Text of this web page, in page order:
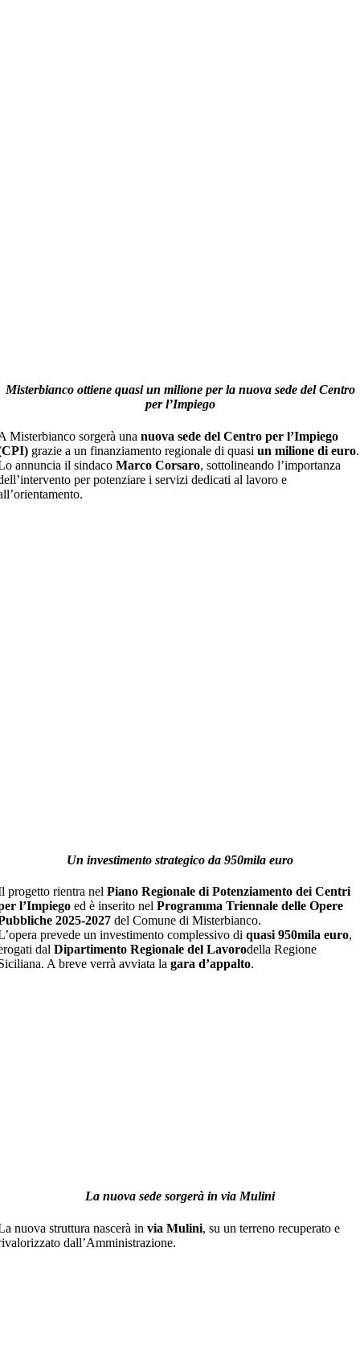
Misterbianco ottiene quasi un milione per la nuova sede del Centro
per l’Impiego
Misterbianco sorgerà unanuova sede del Centro per l’Impiego
grazie a un finanziamento regionale di quasiun milione di euro.
annuncia il sindacoMarco Corsaro, sottolineando l’importanza
per potenziare i servizi dedicati al lavoro e
Un investimento strategico da 950mila euro
progetto rientra nelPiano Regionale di Potenziamento dei Centri
l’Impiego ed è inserito nelProgramma Triennale delle Opere
2025-2027 del Comune di Misterbianco.
prevede un investimento complessivo diquasi 950mila euro,
dalDipartimento Regionale del Lavorodella Regione
A breve verrà avviata lagara d’appalto.
La nuova sede sorgerà in via Mulini
nuova struttura nascerà invia Mulini, su un terreno recuperato e
dall’Amministrazione.